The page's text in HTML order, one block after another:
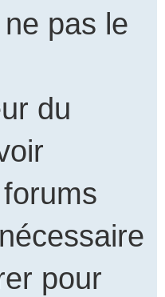
pas le
du
pour